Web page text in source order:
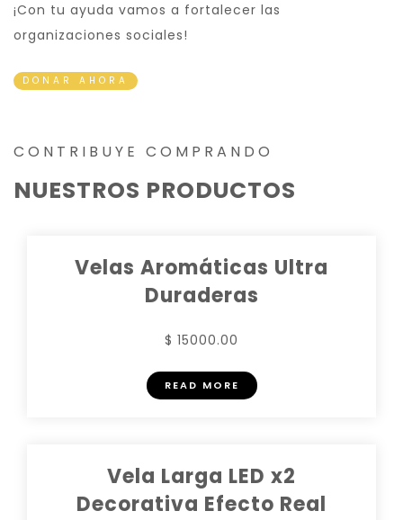
¡Con tu ayuda vamos a fortalecer las
organizaciones sociales!
DONAR AHORA
CONTRIBUYE COMPRANDO
NUESTROS PRODUCTOS
Velas Aromáticas Ultra
Duraderas
$ 15000.00
READ MORE
Vela Larga LED x2
Decorativa Efecto Real